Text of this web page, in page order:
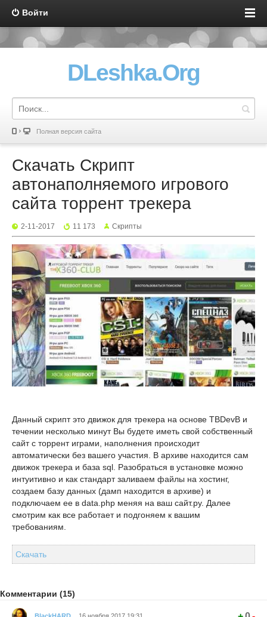
Войти
DLeshka.Org
Полная версия сайта
Скачать Скрипт
автонаполняемого игрового
сайта торрент трекера
2-11-2017 11 173 Скрипты
Данный скрипт это движок для трекера на основе TBDevВ и
течении несколько минут Вы будете иметь свой собственный
сайт с торрент играми, наполнения происходит
автоматически без вашего участия. В архиве находится сам
движок трекера и база sql. Разобраться в установке можно
интуитивно и как стандарт заливаем файлы на хостинг,
создаем базу данных (дамп находится в архиве) и
подключаем ее в data.php меняя на ваш сайт.ру. Далее
смотрим как все работает и подгоняем к вашим
требованиям.
Скачать
Комментарии (15)